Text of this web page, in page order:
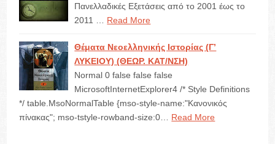
Πανελλαδικές Εξετάσεις από το 2001 έως το
2011 …
Read More
Θέματα Νεοελληνικής Ιστορίας (Γ’
ΛΥΚΕΙΟΥ) (ΘΕΩΡ. ΚΑΤ/ΝΣΗ)
Normal 0 false false false
MicrosoftInternetExplorer4 /* Style Definitions
*/ table.MsoNormalTable {mso-style-name:"Κανονικός
πίνακας"; mso-tstyle-rowband-size:0…
Read More